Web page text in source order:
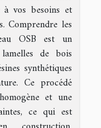
à vos besoins et
Comprendre les
OSB est un
de bois
synthétiques
Ce procédé
et une
ce qui est